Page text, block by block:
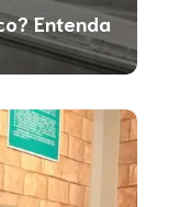
Entenda